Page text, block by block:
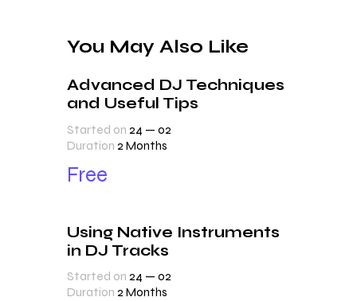
You May Also Like
Advanced DJ Techniques
and Useful Tips
Started on 24 — 02
Duration 2 Months
Free
Using Native Instruments
in DJ Tracks
Started on 24 — 02
Duration 2 Months